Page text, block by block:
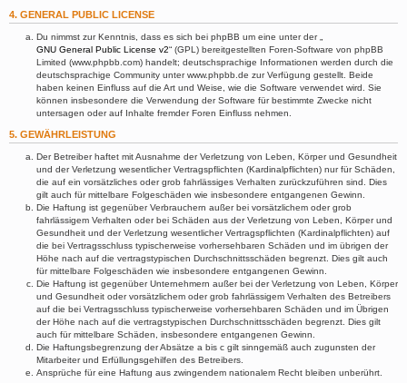
4. GENERAL PUBLIC LICENSE
Du nimmst zur Kenntnis, dass es sich bei phpBB um eine unter der „
GNU General Public License v2“ (GPL) bereitgestellten Foren-Software von phpBB
Limited (www.phpbb.com) handelt; deutschsprachige Informationen werden durch die
deutschsprachige Community unter www.phpbb.de zur Verfügung gestellt. Beide
haben keinen Einfluss auf die Art und Weise, wie die Software verwendet wird. Sie
können insbesondere die Verwendung der Software für bestimmte Zwecke nicht
untersagen oder auf Inhalte fremder Foren Einfluss nehmen.
5. GEWÄHRLEISTUNG
Der Betreiber haftet mit Ausnahme der Verletzung von Leben, Körper und Gesundheit
und der Verletzung wesentlicher Vertragspflichten (Kardinalpflichten) nur für Schäden,
die auf ein vorsätzliches oder grob fahrlässiges Verhalten zurückzuführen sind. Dies
gilt auch für mittelbare Folgeschäden wie insbesondere entgangenen Gewinn.
Die Haftung ist gegenüber Verbrauchern außer bei vorsätzlichem oder grob
fahrlässigem Verhalten oder bei Schäden aus der Verletzung von Leben, Körper und
Gesundheit und der Verletzung wesentlicher Vertragspflichten (Kardinalpflichten) auf
die bei Vertragsschluss typischerweise vorhersehbaren Schäden und im übrigen der
Höhe nach auf die vertragstypischen Durchschnittsschäden begrenzt. Dies gilt auch
für mittelbare Folgeschäden wie insbesondere entgangenen Gewinn.
Die Haftung ist gegenüber Unternehmern außer bei der Verletzung von Leben, Körper
und Gesundheit oder vorsätzlichem oder grob fahrlässigem Verhalten des Betreibers
auf die bei Vertragsschluss typischerweise vorhersehbaren Schäden und im Übrigen
der Höhe nach auf die vertragstypischen Durchschnittsschäden begrenzt. Dies gilt
auch für mittelbare Schäden, insbesondere entgangenen Gewinn.
Die Haftungsbegrenzung der Absätze a bis c gilt sinngemäß auch zugunsten der
Mitarbeiter und Erfüllungsgehilfen des Betreibers.
Ansprüche für eine Haftung aus zwingendem nationalem Recht bleiben unberührt.